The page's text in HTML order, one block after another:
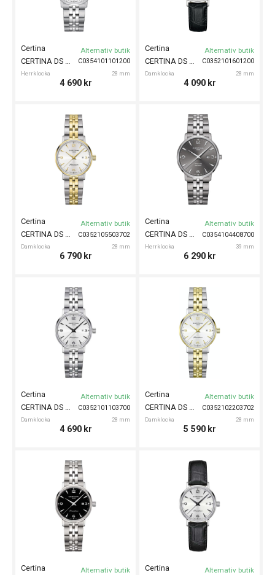
C0354101101200
Certina
Herrklocka 28 mm
Alternativ butik
4 690 kr
C0352101601200
Certina
Damklocka 28 mm
Alternativ butik
4 090 kr
C0352105503702
Certina
Damklocka 28 mm
CERTINA DS Caimano Titanium 28mm
Alternativ butik
6 790 kr
C0354104408700
Certina
Herrklocka 39 mm
CERTINA DS Caimano Titanium 39mm
Alternativ butik
6 290 kr
C0352101103700
Certina
Damklocka 28 mm
CERTINA DS Caimano 28mm
Alternativ butik
4 690 kr
C0352102203702
Certina
Damklocka 28 mm
CERTINA DS Caimano 28mm
Alternativ butik
5 590 kr
Certina Alternativ butik Certina Alternativ butik